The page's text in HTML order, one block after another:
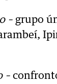
– grupo
–